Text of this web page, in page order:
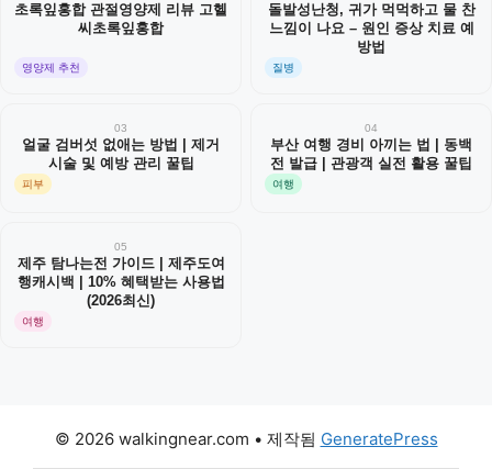
초록잎홍합 관절영양제 리뷰 고헬
씨초록잎홍합
영양제 추천
돌발성난청, 귀가 먹먹하고 물 찬
느낌이 나요 – 원인 증상 치료 예
방법
질병
03
얼굴 검버섯 없애는 방법 | 제거
시술 및 예방 관리 꿀팁
피부
04
부산 여행 경비 아끼는 법 | 동백
전 발급 | 관광객 실전 활용 꿀팁
여행
05
제주 탐나는전 가이드 | 제주도여
행캐시백 | 10% 혜택받는 사용법
(2026최신)
여행
© 2026 walkingnear.com • 제작됨 GeneratePress